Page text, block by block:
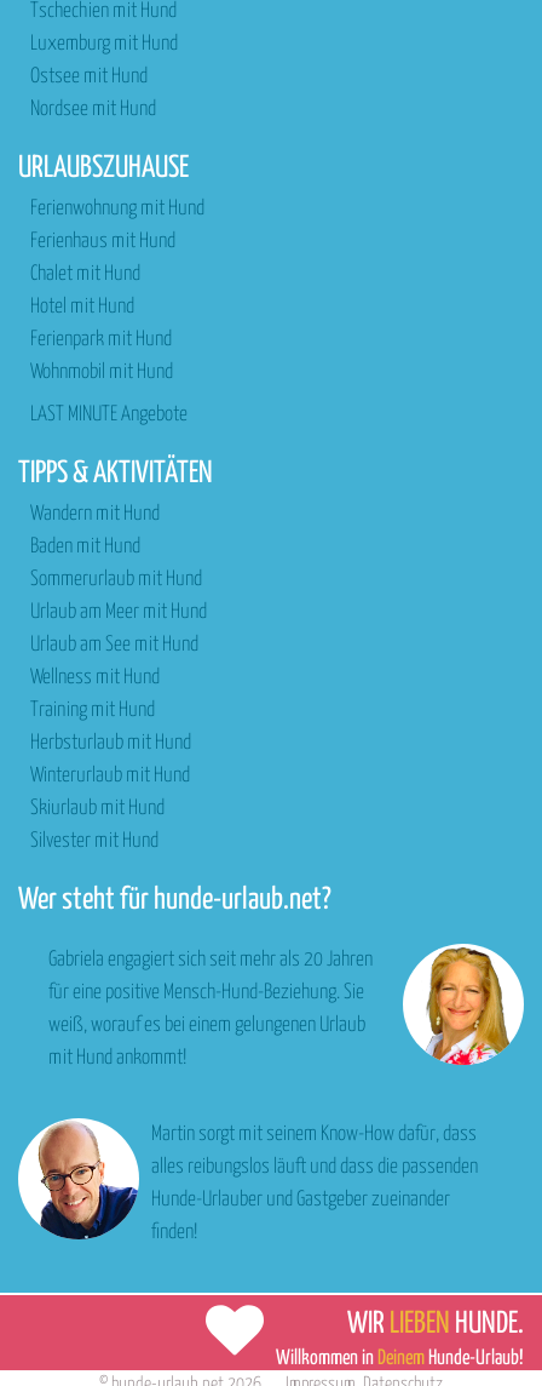
Tschechien mit Hund
Luxemburg mit Hund
Ostsee mit Hund
Nordsee mit Hund
URLAUBSZUHAUSE
Ferienwohnung mit Hund
Ferienhaus mit Hund
Chalet mit Hund
Hotel mit Hund
Ferienpark mit Hund
Wohnmobil mit Hund
LAST MINUTE Angebote
TIPPS & AKTIVITÄTEN
Wandern mit Hund
Baden mit Hund
Sommerurlaub mit Hund
Urlaub am Meer mit Hund
Urlaub am See mit Hund
Wellness mit Hund
Training mit Hund
Herbsturlaub mit Hund
Winterurlaub mit Hund
Skiurlaub mit Hund
Silvester mit Hund
Wer steht für hunde-urlaub.net?
Gabriela engagiert sich seit mehr als 20 Jahren
für eine positive Mensch-Hund-Beziehung. Sie
weiß, worauf es bei einem gelungenen Urlaub
mit Hund ankommt!
Martin sorgt mit seinem Know-How dafür, dass
alles reibungslos läuft und dass die passenden
Hunde-Urlauber und Gastgeber zueinander
finden!
WIR LIEBEN HUNDE.
Willkommen in Deinem Hunde-Urlaub!